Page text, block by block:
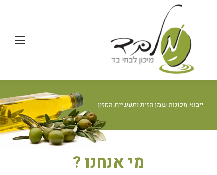
מי אנחנו ?